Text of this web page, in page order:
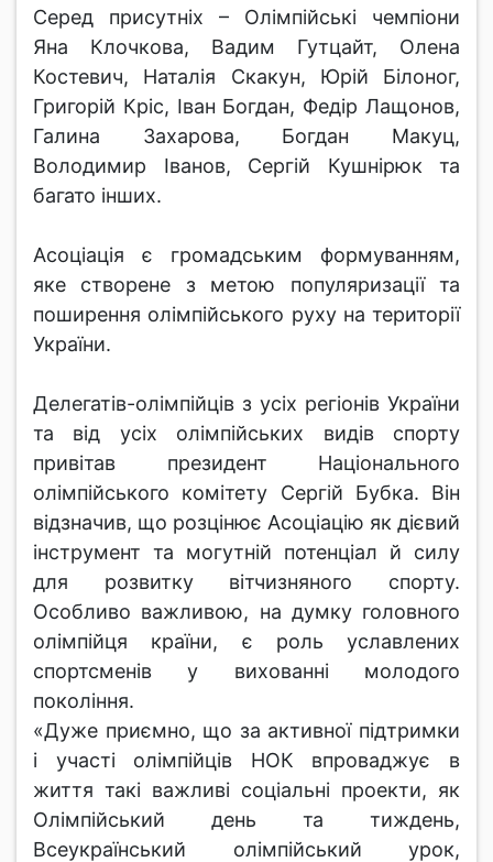
Серед присутніх – Олімпійські чемпіони
Яна Клочкова, Вадим Гутцайт, Олена
Костевич, Наталія Скакун, Юрій Білоног,
Григорій Кріс, Іван Богдан, Федір Лащонов,
Галина Захарова, Богдан Макуц,
Володимир Іванов, Сергій Кушнірюк та
багато інших.
Асоціація є громадським формуванням,
яке створене з метою популяризації та
поширення олімпійського руху на території
України.
Делегатів-олімпійців з усіх регіонів України
та від усіх олімпійських видів спорту
привітав президент Національного
олімпійського комітету Сергій Бубка. Він
відзначив, що розцінює Асоціацію як дієвий
інструмент та могутній потенціал й силу
для розвитку вітчизняного спорту.
Особливо важливою, на думку головного
олімпійця країни, є роль уславлених
спортсменів у вихованні молодого
покоління.
«Дуже приємно, що за активної підтримки
і участі олімпійців НОК впроваджує в
життя такі важливі соціальні проекти, як
Олімпійський день та тиждень,
Всеукраїнський олімпійський урок,